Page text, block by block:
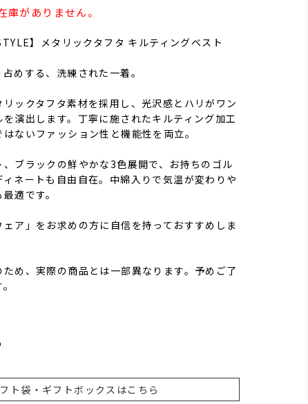
庫がありません。
】メタリックタフタ キルティングベスト
めする、洗練された一着。
ックタフタ素材を採用し、光沢感とハリがワン
演出します。丁寧に施されたキルティング加工
ないファッション性と機能性を両立。
ブラックの鮮やかな3色展開で、お持ちのゴル
ネートも自由自在。中綿入りで気温が変わりや
適です。
ェア」をお求めの方に自信を持っておすすめしま
め、実際の商品とは一部異なります。予めご了
ト袋・ギフトボックスはこちら